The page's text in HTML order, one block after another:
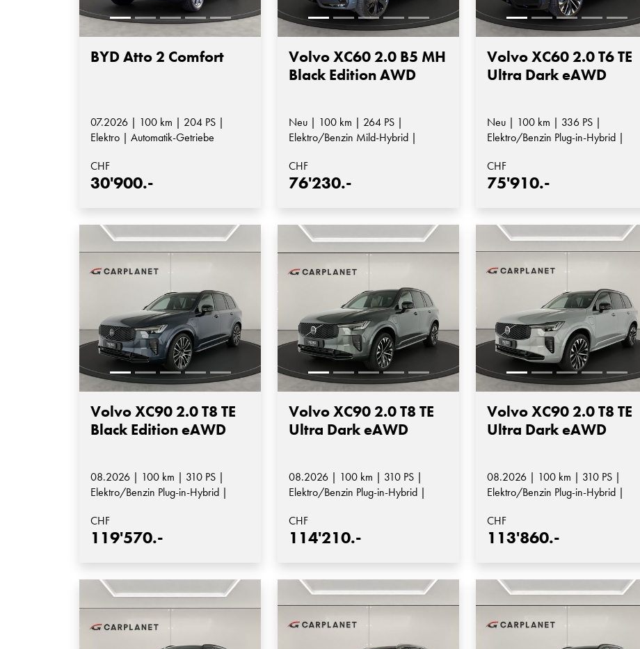
BYD Atto 2 Comfort
07.2026 | 100 km | 204 PS |
Elektro | Automatik-Getriebe
CHF
30'900.-
Volvo XC60 2.0 B5 MH
Black Edition AWD
Neu | 100 km | 264 PS |
Elektro/Benzin Mild-Hybrid |
CHF
76'230.-
Volvo XC60 2.0 T6 TE
Ultra Dark eAWD
Neu | 100 km | 336 PS |
Elektro/Benzin Plug-in-Hybrid |
CHF
75'910.-
Volvo XC90 2.0 T8 TE
Black Edition eAWD
08.2026 | 100 km | 310 PS |
Elektro/Benzin Plug-in-Hybrid |
CHF
119'570.-
Volvo XC90 2.0 T8 TE
Ultra Dark eAWD
08.2026 | 100 km | 310 PS |
Elektro/Benzin Plug-in-Hybrid |
CHF
114'210.-
Volvo XC90 2.0 T8 TE
Ultra Dark eAWD
08.2026 | 100 km | 310 PS |
Elektro/Benzin Plug-in-Hybrid |
CHF
113'860.-